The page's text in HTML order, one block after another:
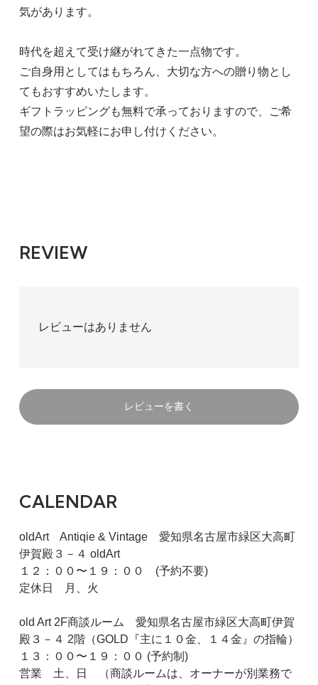
気があります。
時代を超えて受け継がれてきた一点物です。
ご自身用としてはもちろん、大切な方への贈り物とし
てもおすすめいたします。
ギフトラッピングも無料で承っておりますので、ご希
望の際はお気軽にお申し付けください。
REVIEW
レビューはありません
レビューを書く
CALENDAR
oldArt Antiqie & Vintage 愛知県名古屋市緑区大高町
伊賀殿３－４ oldArt
１２：００〜１９：００ (予約不要)
定休日 月、火
old Art 2F商談ルーム 愛知県名古屋市緑区大高町伊賀
殿３－４ 2階（GOLD『主に１０金、１４金』の指輪）
１３：００〜１９：００ (予約制)
営業 土、日 （商談ルームは、オーナーが別業務で